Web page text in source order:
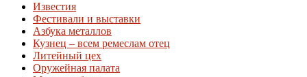
Известия
Фестивали и выставки
Азбука металлов
Кузнец – всем ремеслам отец
Литейный цех
Оружейная палата